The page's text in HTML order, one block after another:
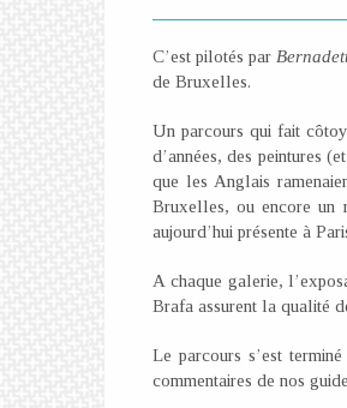
C’est pilotés par
de Bruxelles.
Un parcours qui fait
d’années, des peintures
que les Anglais
Bruxelles, ou encore
aujourd’hui présente à
A chaque galerie,
Brafa assurent la qualité
Le parcours s’est
commentaires de nos